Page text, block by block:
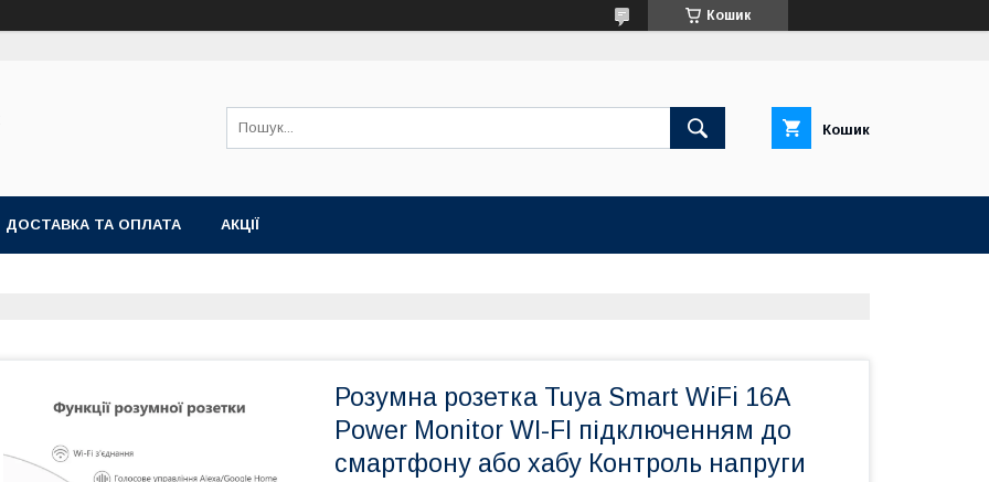
Кошик
Кошик
ДОСТАВКА ТА ОПЛАТА АКЦІЇ
Розумна розетка Tuya Smart WiFi 16А
Power Monitor WI-FI підключенням до
смартфону aбо хабу Контроль напруги